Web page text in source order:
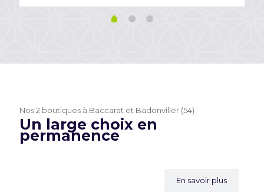
Nos 2 boutiques à Baccarat et Badonviller (54)
Un large choix en
permanence
En savoir plus